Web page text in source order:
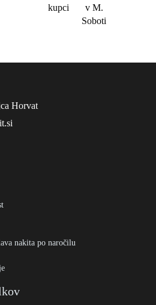
kupci
v M.
Soboti
Horvat
nakita po naročilu